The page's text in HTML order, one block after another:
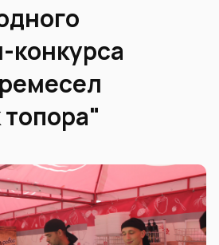
конкурса